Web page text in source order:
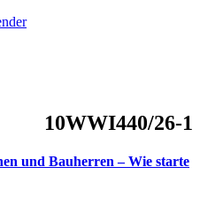
10WWI440/26-1
und Bauherren – Wie starte